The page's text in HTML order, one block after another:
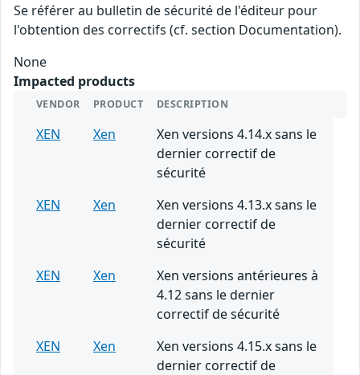
Se référer au bulletin de sécurité de l'éditeur pour
l'obtention des correctifs (cf. section Documentation).
None
Impacted products
VENDOR PRODUCT DESCRIPTION
XEN Xen
Xen versions 4.14.x sans le
dernier correctif de
sécurité
XEN
Xen
Xen versions 4.13.x sans le
dernier correctif de
sécurité
XEN
Xen
Xen versions antérieures à
4.12 sans le dernier
correctif de sécurité
XEN
Xen
Xen versions 4.15.x sans le
dernier correctif de